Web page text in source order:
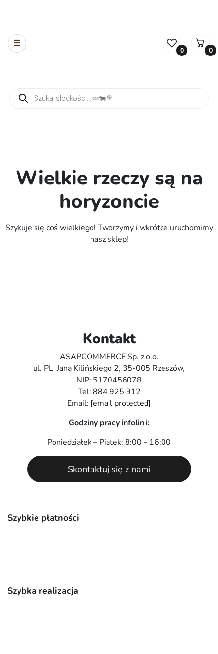
0 0
Wielkie rzeczy są na
horyzoncie
Szykuje się coś wielkiego! Tworzymy i wkrótce uruchomimy
nasz sklep!
Szybkie płatności
Szybka realizacja
Kontakt
ASAPCOMMERCE Sp. z o.o.
ul. PL. Jana Kilińskiego 2, 35-005 Rzeszów,
NIP: 5170456078
Tel: 884 925 912
Email: [email protected]
Godziny pracy infolinii:
Poniedziałek – Piątek: 8:00 – 16:00
Skontaktuj się z nami